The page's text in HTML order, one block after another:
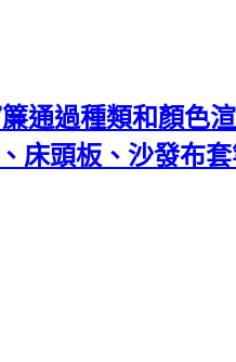
通過種類和顏色
床頭板、沙發布套